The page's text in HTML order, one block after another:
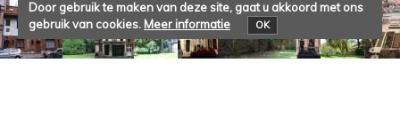
Door gebruik te maken van deze site, gaat u akkoord met ons
gebruik van cookies. Meer informatie OK